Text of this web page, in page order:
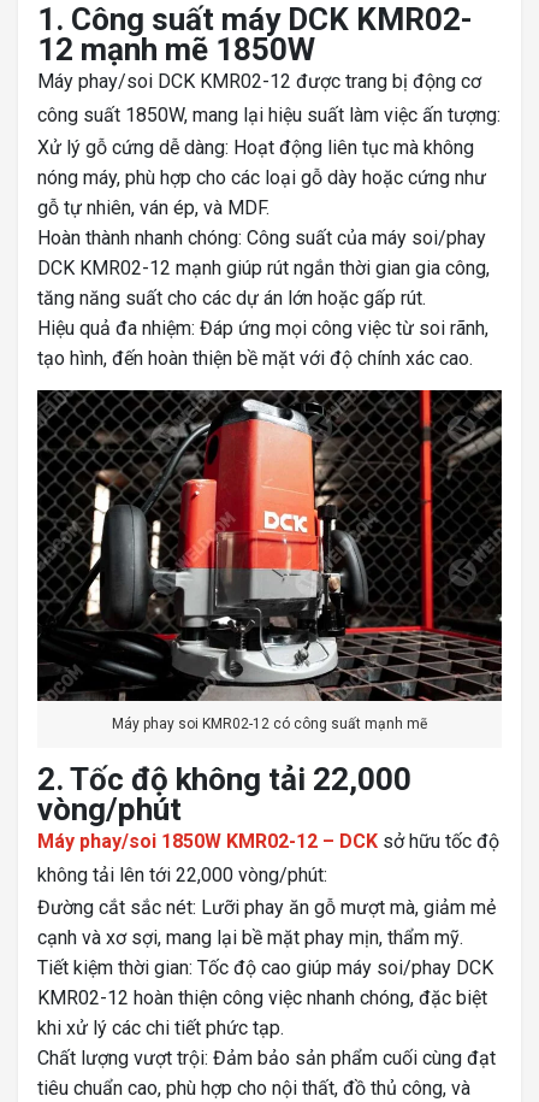
1. Công suất máy DCK KMR02-
12 mạnh mẽ 1850W
Máy phay/soi DCK KMR02-12 được trang bị động cơ
công suất 1850W, mang lại hiệu suất làm việc ấn tượng:
Xử lý gỗ cứng dễ dàng: Hoạt động liên tục mà không
nóng máy, phù hợp cho các loại gỗ dày hoặc cứng như
gỗ tự nhiên, ván ép, và MDF.
Hoàn thành nhanh chóng: Công suất của máy soi/phay
DCK KMR02-12 mạnh giúp rút ngắn thời gian gia công,
tăng năng suất cho các dự án lớn hoặc gấp rút.
Hiệu quả đa nhiệm: Đáp ứng mọi công việc từ soi rãnh,
tạo hình, đến hoàn thiện bề mặt với độ chính xác cao.
Máy phay soi KMR02-12 có công suất mạnh mẽ
2. Tốc độ không tải 22,000
vòng/phút
Máy phay/soi 1850W KMR02-12 – DCK sở hữu tốc độ
không tải lên tới 22,000 vòng/phút:
Đường cắt sắc nét: Lưỡi phay ăn gỗ mượt mà, giảm mẻ
cạnh và xơ sợi, mang lại bề mặt phay mịn, thẩm mỹ.
Tiết kiệm thời gian: Tốc độ cao giúp máy soi/phay DCK
KMR02-12 hoàn thiện công việc nhanh chóng, đặc biệt
khi xử lý các chi tiết phức tạp.
Chất lượng vượt trội: Đảm bảo sản phẩm cuối cùng đạt
tiêu chuẩn cao, phù hợp cho nội thất, đồ thủ công, và